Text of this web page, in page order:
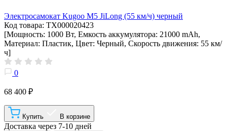
Электросамокат Kugoo M5 JiLong (55 км/ч) черный
Код товара: ТХ000020423
[Мощность: 1000 Вт, Емкость аккумулятора: 21000 mAh,
Материал: Пластик, Цвет: Черный, Скорость движения: 55 км/
ч]
0
68 400 ₽
Купить В корзине
Доставка через 7-10 дней